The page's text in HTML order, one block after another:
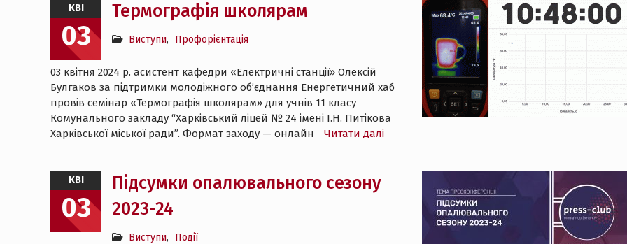
КВІ
03
Термографія школярам
Виступи, Профорієнтація
03 квітня 2024 р. асистент кафедри «Електричні станції» Олексій
Булгаков за підтримки молодіжного об’єднання Енергетичний хаб
провів семінар «Термографія школярам» для учнів 11 класу
Комунального закладу “Харківський ліцей № 24 імені І.Н. Питікова
Харківської міської ради”. Формат заходу — онлайн
Читати далі
КВІ
03
Підсумки опалювального сезону
2023-24
Виступи, Події